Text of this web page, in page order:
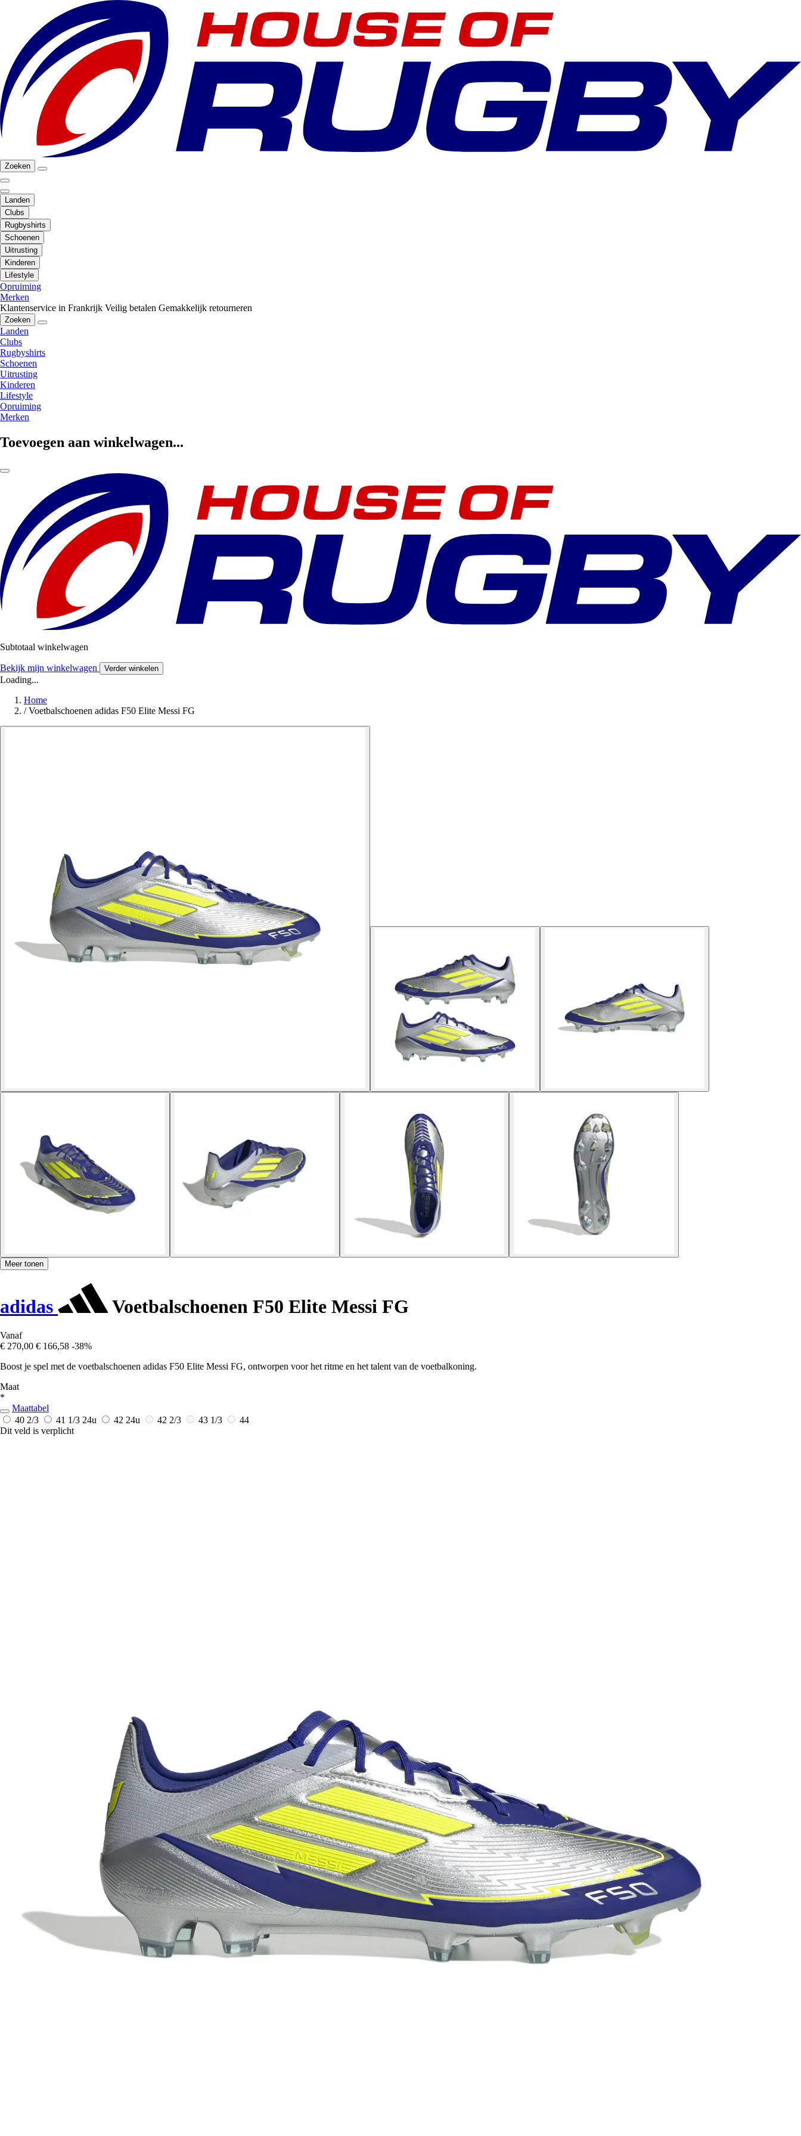
Zoeken
Landen
Clubs
Rugbyshirts
Schoenen
Uitrusting
Kinderen
Lifestyle
Opruiming
Merken
Klantenservice in Frankrijk Veilig betalen Gemakkelijk retourneren
Zoeken
Landen
Clubs
Rugbyshirts
Schoenen
Uitrusting
Kinderen
Lifestyle
Opruiming
Merken
Toevoegen aan winkelwagen...
Subtotaal winkelwagen
Bekijk mijn winkelwagen Verder winkelen
Loading...
Home
/ Voetbalschoenen adidas F50 Elite Messi FG
Meer tonen
adidas Voetbalschoenen F50 Elite Messi FG
Vanaf
€ 270,00 € 166,58 -38%
Boost je spel met de voetbalschoenen adidas F50 Elite Messi FG, ontworpen voor het ritme en het talent van de voetbalkoning.
Maat
*
Maattabel
40 2/3
41 1/3 24u 42 24u 42 2/3 43 1/3
44
Dit veld is verplicht